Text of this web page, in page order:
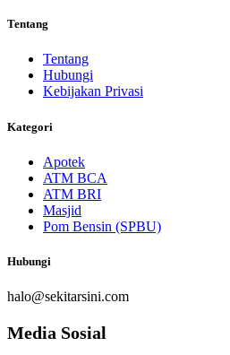
Tentang
Tentang
Hubungi
Kebijakan Privasi
Kategori
Apotek
ATM BCA
ATM BRI
Masjid
Pom Bensin (SPBU)
Hubungi
halo@sekitarsini.com
Media Sosial